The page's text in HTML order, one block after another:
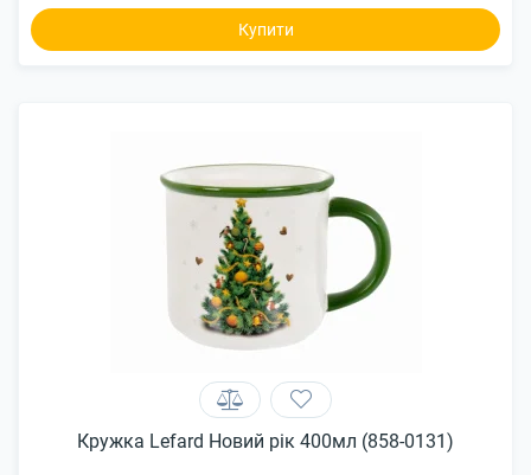
Купити
Кружка Lefard Новий рік 400мл (858-0131)